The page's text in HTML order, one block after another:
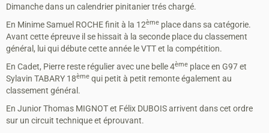
Dimanche dans un calendrier pinitanier trés chargé.
En Minime Samuel ROCHE finit à la 12ème place dans sa catégorie.
Avant cette épreuve il se hissait à la seconde place du classement
général, lui qui débute cette année le VTT et la compétition.
En Cadet, Pierre reste régulier avec une belle 4ème place en G97 et
Sylavin TABARY 18ème qui petit à petit remonte également au
classement général.
En Junior Thomas MIGNOT et Félix DUBOIS arrivent dans cet ordre
sur un circuit technique et éprouvant.